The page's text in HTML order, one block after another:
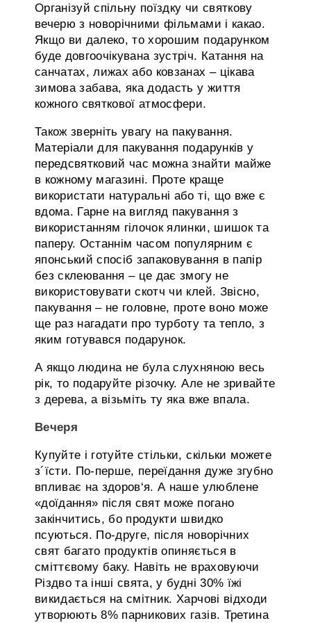
Організуй спільну поїздку чи святкову
вечерю з новорічними фільмами і какао.
Якщо ви далеко, то хорошим подарунком
буде довгоочікувана зустріч. Катання на
санчатах, лижах або ковзанах – цікава
зимова забава, яка додасть у життя
кожного святкової атмосфери.
Також зверніть увагу на пакування.
Матеріали для пакування подарунків у
передсвятковий час можна знайти майже
в кожному магазині. Проте краще
використати натуральні або ті, що вже є
вдома. Гарне на вигляд пакування з
використанням гілочок ялинки, шишок та
паперу. Останнім часом популярним є
японський спосіб запаковування в папір
без склеювання – це дає змогу не
використовувати скотч чи клей. Звісно,
пакування – не головне, проте воно може
ще раз нагадати про турботу та тепло, з
яким готувався подарунок.
А якщо людина не була слухняною весь
рік, то подаруйте різочку. Але не зривайте
з дерева, а візьміть ту яка вже впала.
Вечеря
Купуйте і готуйте стільки, скільки можете
з´їсти. По-перше, переїдання дуже згубно
впливає на здоров‘я. А наше улюблене
«доїдання» після свят може погано
закінчитись, бо продукти швидко
псуються. По-друге, після новорічних
свят багато продуктів опиняється в
сміттєвому баку. Навіть не враховуючи
Різдво та інші свята, у будні 30% їжі
викидається на смітник. Харчові відходи
утворюють 8% парникових газів. Третина